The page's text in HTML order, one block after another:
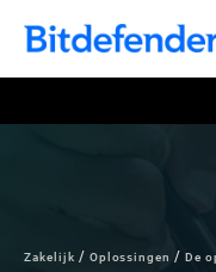
Zakelijk Oplossingen
De